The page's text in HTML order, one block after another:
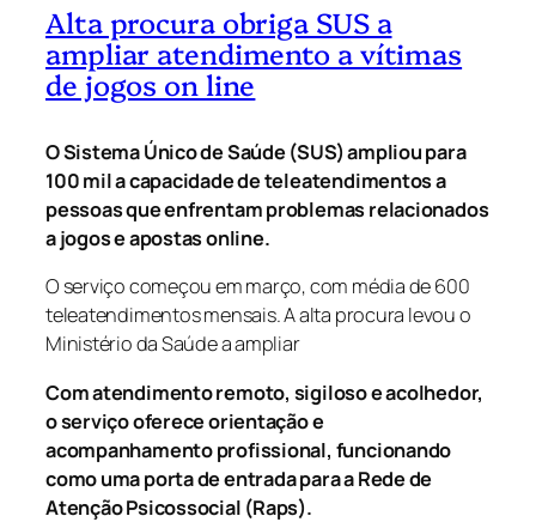
Alta procura obriga SUS a
ampliar atendimento a vítimas
de jogos on line
O Sistema Único de Saúde (SUS) ampliou para
100 mil a capacidade de teleatendimentos a
pessoas que enfrentam problemas relacionados
a jogos e apostasonline.
O serviço começou em março, com média de 600
teleatendimentos mensais. A alta procura levou o
Ministério da Saúde a ampliar
Com atendimento remoto, sigiloso e acolhedor,
o serviço oferece orientação e
acompanhamento profissional, funcionando
como uma porta de entrada para a Rede de
Atenção Psicossocial (Raps).